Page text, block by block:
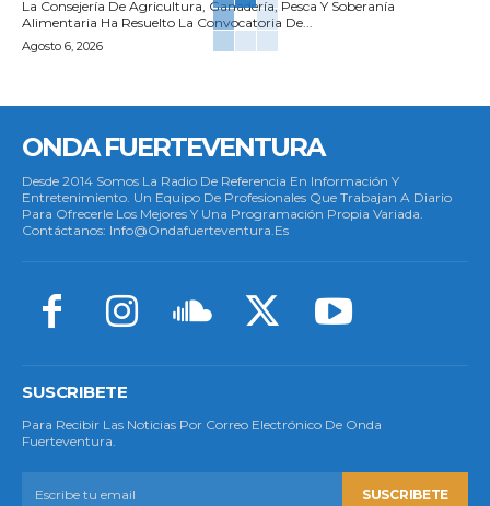
La Consejería De Agricultura, Ganadería, Pesca Y Soberanía
Alimentaria Ha Resuelto La Convocatoria De...
Agosto 6, 2026
ONDA FUERTEVENTURA
Desde 2014 Somos La Radio De Referencia En Información Y
Entretenimiento. Un Equipo De Profesionales Que Trabajan A Diario
Para Ofrecerle Los Mejores Y Una Programación Propia Variada.
Contáctanos: Info@ondafuerteventura.es
SUSCRIBETE
Para Recibir Las Noticias Por Correo Electrónico De Onda
Fuerteventura.
SUSCRIBETE